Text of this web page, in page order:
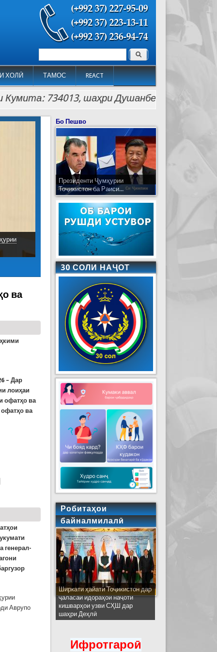
ХОЛӢ ТАМОС REACT
Форма поиска Поиск
734013, шаҳри Душанбе, кӯчаи Лоҳутӣ
ва
– Дар
лоиҳаи
офатҳо ва
ва
иқлим баррасӣ гардид
генерал-
Аврупо
АВРУПО
Бо Пешво
Президенти Ҷумҳурии
Тоҷикистон ба Раиси...
30 СОЛИ НАҶОТ
Робитаҳои
байналмилалӣ
Ширкати ҳайати Тоҷикистон дар
ҷаласаи идораҳои наҷоти
кишварҳои узви СҲШ дар
шаҳри Деҳлӣ
Ифротгароӣ